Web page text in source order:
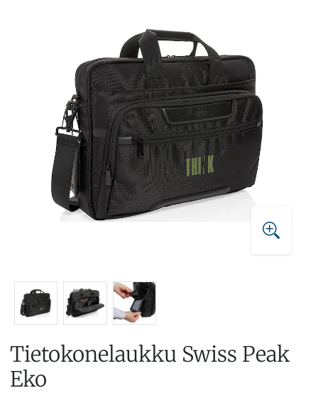
Tietokonelaukku Swiss Peak
Eko